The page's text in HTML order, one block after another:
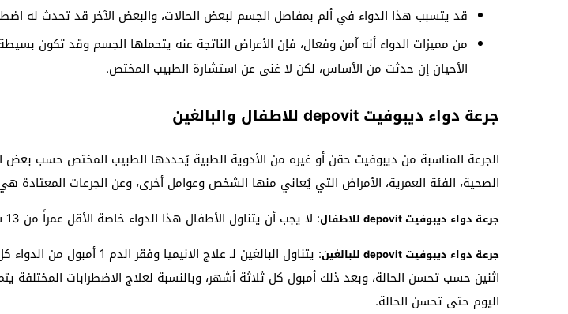
قد يتسبب هذا الدواء في ألم بمفاصل الجسم لبعض الحالات، والبعض الآخر قد تحدث له
من مميزات الدواء أنه آمن وفعال، فإن الأعراض الناتجة عنه يتحملها الجسم وقد تكون
الأحيان إن حدثت من الأساس، لكن لا غنى عن استشارة الطبيب المختص.
جرعة دواء ديبوفيت depovit للاطفال والبالغين
الجرعة المناسبة من ديبوفيت حقن أو غيره من الأدوية الطبية يُحددها الطبيب المختص حسب بعض
الصحية، الفئة العمرية، الأمراض التي يُعاني منها الشخص وعوامل أخرى، وعن الجرعات المعتادة
جرعة دواء ديبوفيت depovit للاطفال : لا يجب أن يتناول الأطفال هذا الدواء خاصة الأقل عمراً من 13 سنة.
جرعة دواء ديبوفيت depovit للبالغين
: يتناول البالغين لـ علاج الانيميا
اثنين حسب تحسن الحالة، وبعد ذلك أمبول كل ثلاثة أشهر، وبالنسبة لعلاج الاضطرابات المختلفة
اليوم حتى تحسن الحالة.